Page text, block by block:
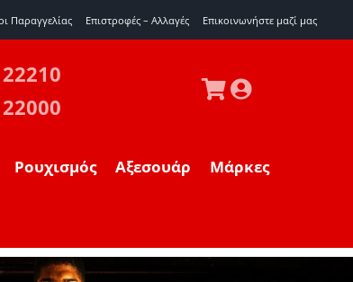
Παραγγελίας Επιστροφές – Αλλαγές Eπικοινωνήστε μαζί μας
22210
22000
Ρουχισμός Αξεσουάρ Μάρκες